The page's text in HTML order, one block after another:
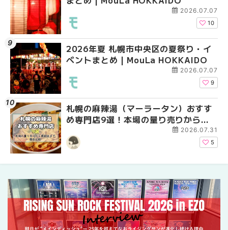
2026.07.07
10
2026年夏 札幌市中央区の夏祭り・イ
ベントまとめ | MouLa HOKKAIDO
2026.07.07
9
札幌の麻辣湯（マーラータン）おすす
め専門店9選！本場の量り売りから最
新店まで徹底比較 | MouLa
HOKKAIDO
2026.07.31
5
2026年夏 札幌市中央
ベントまとめ |
2026年夏 恵庭市・千
イベントまとめ |
【新千歳空港】新カー
業。「SUPER
ーパーラウンジアネッ
介！！ | MouLa
2026年夏 札幌市南区
ントまとめ | MouLa